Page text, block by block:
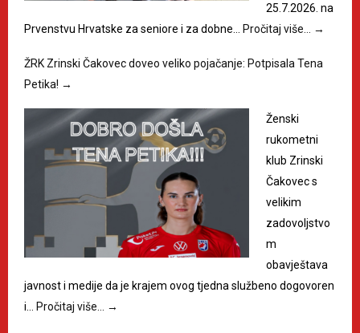
25.7.2026. na
Prvenstvu Hrvatske za seniore i za dobne…
Pročitaj više… →
ŽRK Zrinski Čakovec doveo veliko pojačanje: Potpisala Tena
Petika! →
Ženski
rukometni
klub Zrinski
Čakovec s
velikim
zadovoljstvo
m
obavještava
javnost i medije da je krajem ovog tjedna službeno dogovoren
i…
Pročitaj više… →